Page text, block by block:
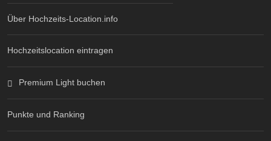
Über Hochzeits-Location.info
Hochzeitslocation eintragen
Premium Light buchen
Punkte und Ranking